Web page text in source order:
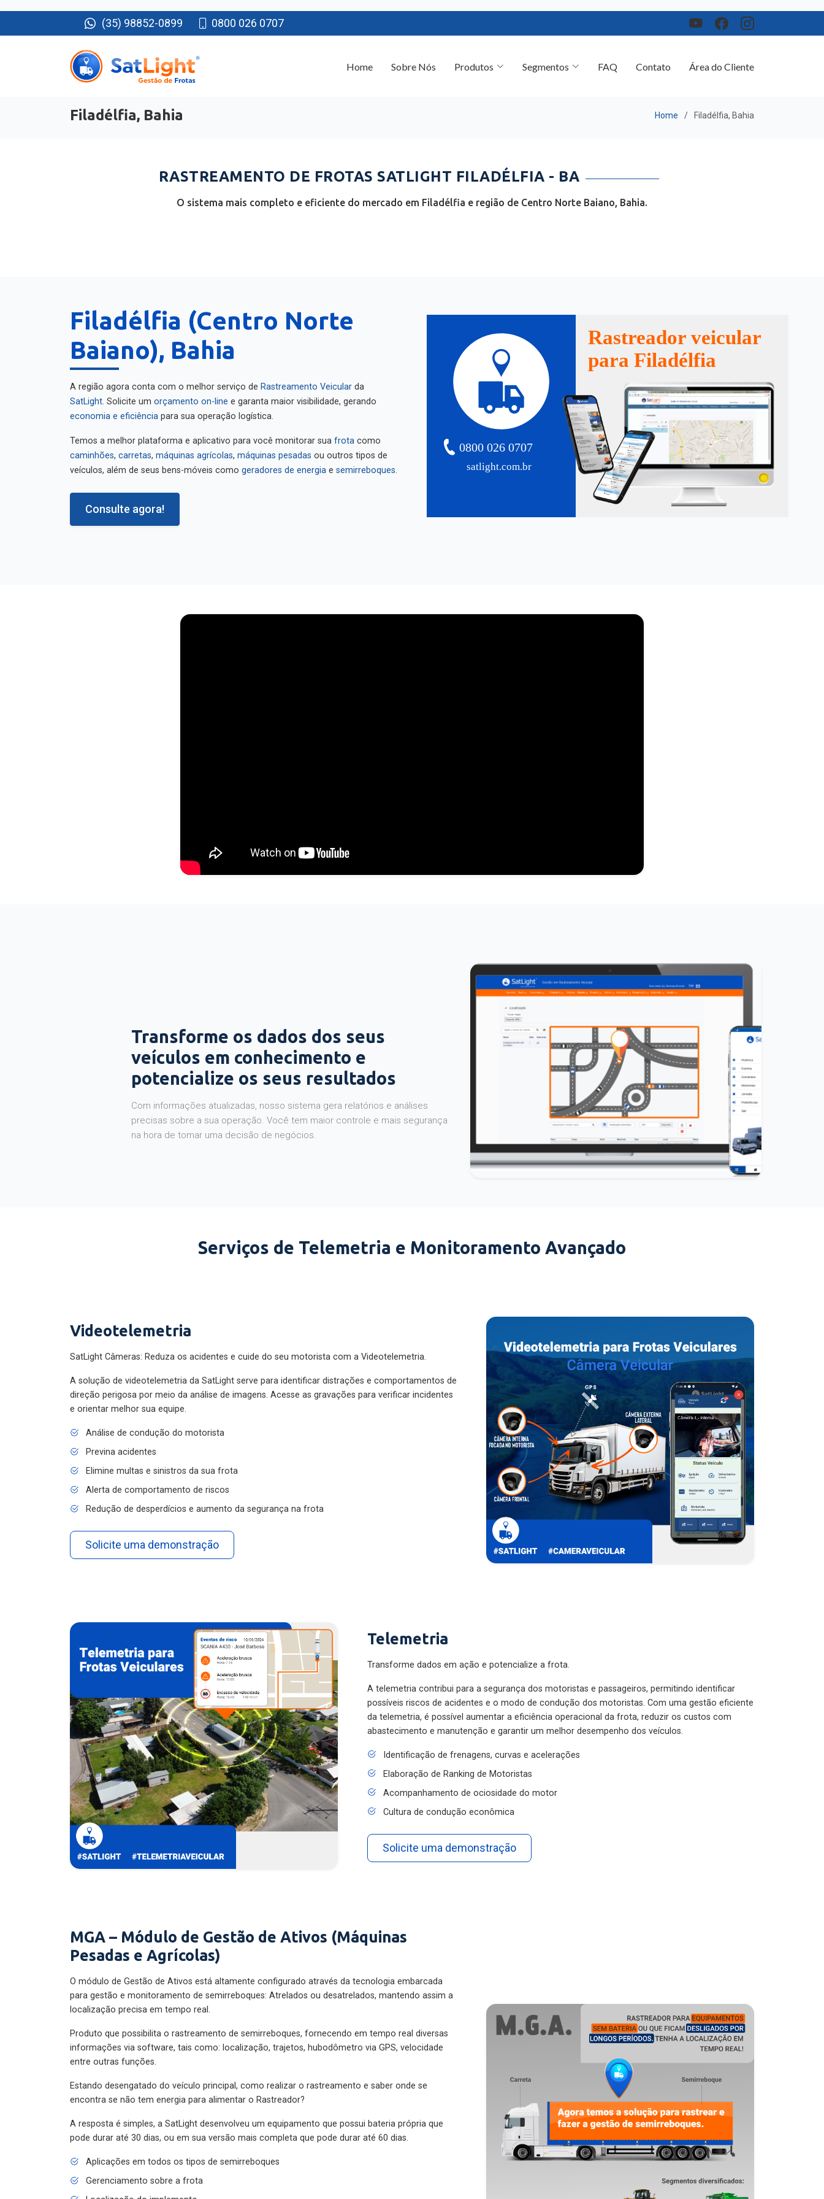
(35) 98852-0899 0800 026 0707
Filadélfia, Bahia
RASTREAMENTO DE FROTAS SATLIGHT FILADÉLFIA - BA
O sistema mais completo e eficiente do mercado em Filadélfia e região de Centro Norte Baiano, Bahia.
Filadélfia (Centro Norte
Baiano), Bahia
A região agora conta com o melhor serviço de Rastreamento Veicular
da
SatLight
. Solicite um orçamento on-line
e garanta maior visibilidade, gerando
economia e eficiência
para sua operação logística.
Temos a melhor plataforma e aplicativo para você monitorar sua frota
caminhões
máquinas agrícolas máquinas pesadas
ou outros tipos de
veículos, além de seus bens-móveis como
geradores de energia semirreboques
Consulte agora!
satlight.com.br
0800 026 0707
Rastreador veicular
para Filadélfia
Transforme os dados dos seus
veículos em conhecimento e
potencialize os seus resultados
Com informações atualizadas, nosso sistema gera relatórios e análises
precisas sobre a sua operação. Você tem maior controle e mais segurança
na hora de tomar uma decisão de negócios.
Serviços de Telemetria e Monitoramento Avançado
Videotelemetria
SatLight Câmeras: Reduza os acidentes e cuide do seu motorista com a Videotelemetria.
A solução de videotelemetria da SatLight serve para identificar distrações e comportamentos de
direção perigosa por meio da análise de imagens. Acesse as gravações para verificar incidentes
e orientar melhor sua equipe.
Análise de condução do motorista
Previna acidentes
Elimine multas e sinistros da sua frota
Alerta de comportamento de riscos
Redução de desperdícios e aumento da segurança na frota
Solicite uma demonstração
Telemetria
Transforme dados em ação e potencialize a frota.
A telemetria contribui para a segurança dos motoristas e passageiros, permitindo identificar
possíveis riscos de acidentes e o modo de condução dos motoristas. Com uma gestão eficiente
da telemetria, é possível aumentar a eficiência operacional da frota, reduzir os custos com
abastecimento e manutenção e garantir um melhor desempenho dos veículos.
Identificação de frenagens, curvas e acelerações
Elaboração de Ranking de Motoristas
Acompanhamento de ociosidade do motor
Cultura de condução econômica
Solicite uma demonstração
MGA – Módulo de Gestão de Ativos (Máquinas
Pesadas e Agrícolas)
O módulo de Gestão de Ativos está altamente configurado através da tecnologia embarcada
para gestão e monitoramento de semirreboques: Atrelados ou desatrelados, mantendo assim a
localização precisa em tempo real.
Produto que possibilita o rastreamento de semirreboques, fornecendo em tempo real diversas
informações via software, tais como: localização, trajetos, hubodômetro via GPS, velocidade
entre outras funções.
Estando desengatado do veículo principal, como realizar o rastreamento e saber onde se
encontra se não tem energia para alimentar o Rastreador?
A resposta é simples, a SatLight desenvolveu um equipamento que possui bateria própria que
pode durar até 30 dias, ou em sua versão mais completa que pode durar até 60 dias.
Aplicações em todos os tipos de semirreboques
Gerenciamento sobre a frota
Localização do implemento